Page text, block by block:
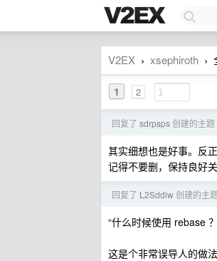
V2EX › xsephiroth ›
1 2
回复了 sdrpsps创建的主题
其实细想也是好事。反
记得不要删，保持良好
回复了 L2Sddiw创建的主
“什么时候使用 rebase
这是个非常误导人的做法